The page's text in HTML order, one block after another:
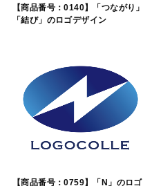
【商品番号：0140】「つながり」
「結び」のロゴデザイン
【商品番号：0759】「N」のロゴ